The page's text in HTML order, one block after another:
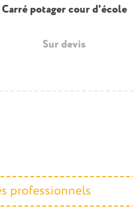
Carré potager cour d'école
Sur devis
professionnels